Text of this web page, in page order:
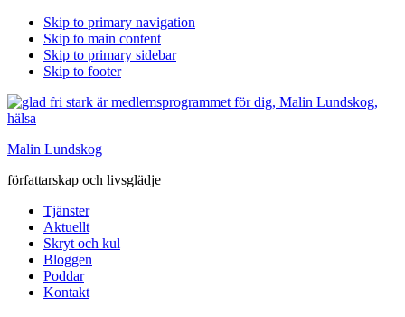
Skip to primary navigation
Skip to main content
Skip to primary sidebar
Skip to footer
Malin Lundskog
författarskap och livsglädje
Tjänster
Aktuellt
Skryt och kul
Bloggen
Poddar
Kontakt